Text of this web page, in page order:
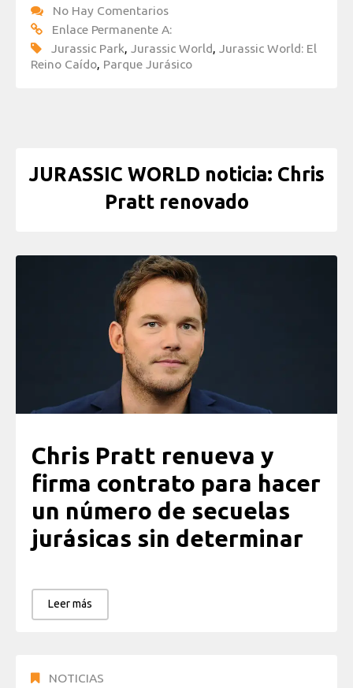
No Hay Comentarios
Enlace Permanente A:
Jurassic Park, Jurassic World, Jurassic World: El
Reino Caído, Parque Jurásico
JURASSIC WORLD noticia: Chris
Pratt renovado
Chris Pratt renueva y
firma contrato para hacer
un número de secuelas
jurásicas sin determinar
Leer más
NOTICIAS